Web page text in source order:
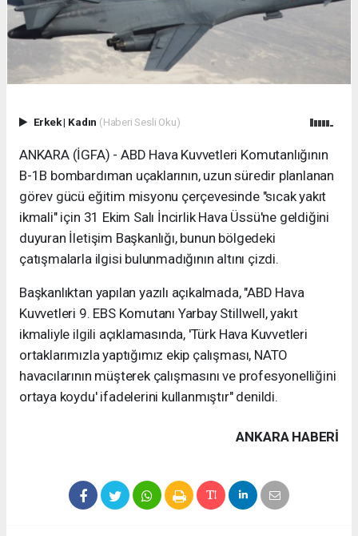
Erkek| Kadın (Haberi Sesli Oku)
ANKARA (İGFA) - ABD Hava Kuvvetleri Komutanlığının
B-1B bombardıman uçaklarının, uzun süredir planlanan
görev gücü eğitim misyonu çerçevesinde "sıcak yakıt
ikmali" için 31 Ekim Salı İncirlik Hava Üssü'ne geldiğini
duyuran İletişim Başkanlığı, bunun bölgedeki
çatışmalarla ilgisi bulunmadığının altını çizdi.
Başkanlıktan yapılan yazılı açıkalmada, "ABD Hava
Kuvvetleri 9. EBS Komutanı Yarbay Stillwell, yakıt
ikmaliyle ilgili açıklamasında, 'Türk Hava Kuvvetleri
ortaklarımızla yaptığımız ekip çalışması, NATO
havacılarının müşterek çalışmasını ve profesyonelliğini
ortaya koydu' ifadelerini kullanmıştır" denildi.
ANKARA HABERİ